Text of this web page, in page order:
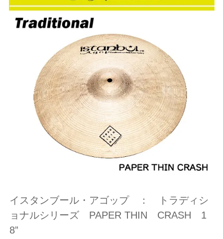
イスタンブール・アゴップ ： トラディシ
ョナルシリーズ PAPER THIN CRASH 1
8”